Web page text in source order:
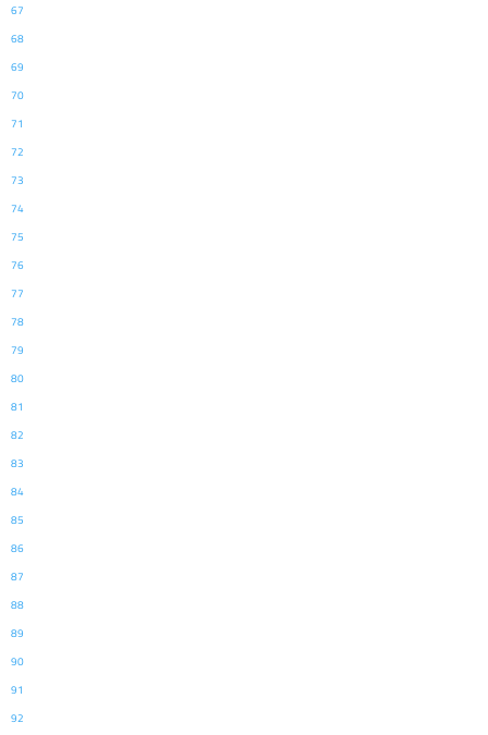
67
68
69
70
71
72
73
74
75
76
77
78
79
80
81
82
83
84
85
86
87
88
89
90
91
92